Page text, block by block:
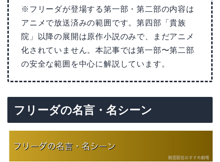
※フリーダが登場する第一部・第二部の内容は
アニメで放送済みの範囲です。第四部「貴族
院」以降の展開は原作小説のみで、まだアニメ
化されていません。本記事では第一部〜第二部
の安全な範囲を中心に解説しています。
フリーダの名言・名シーン